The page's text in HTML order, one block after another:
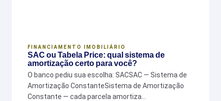
FINANCIAMENTO IMOBILIÁRIO
SAC ou Tabela Price: qual sistema de
amortização certo para você?
O banco pediu sua escolha: SACSAC — Sistema de
Amortização ConstanteSistema de Amortização
Constante — cada parcela amortiza…